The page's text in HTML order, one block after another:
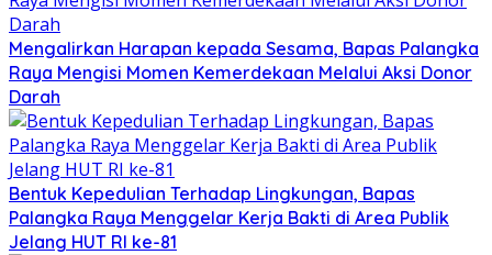
Mengalirkan Harapan kepada Sesama, Bapas Palangka
Raya Mengisi Momen Kemerdekaan Melalui Aksi Donor
Darah
Bentuk Kepedulian Terhadap Lingkungan, Bapas
Palangka Raya Menggelar Kerja Bakti di Area Publik
Jelang HUT RI ke-81